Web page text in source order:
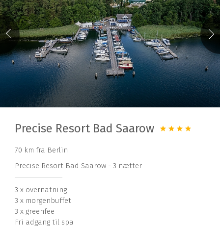
Precise Resort Bad Saarow
70 km fra Berlin
Precise Resort Bad Saarow - 3 nætter
3 x overnatning
3 x morgenbuffet
3 x greenfee
Fri adgang til spa